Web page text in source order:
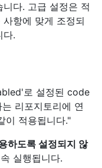
다. 고급 설정은 적
항에 맞게 조정되
다.
로 설정된 code
리포지토리에 연
이 적용됩니다."
하도록 설정되지 않
실행됩니다.